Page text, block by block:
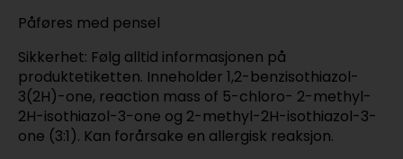
Påføres med pensel
Sikkerhet: Følg alltid informasjonen på
produktetiketten. Inneholder 1,2-benzisothiazol-
3(2H)-one, reaction mass of 5-chloro- 2-methyl-
2H-isothiazol-3-one og 2-methyl-2H-isothiazol-3-
one (3:1). Kan forårsake en allergisk reaksjon.